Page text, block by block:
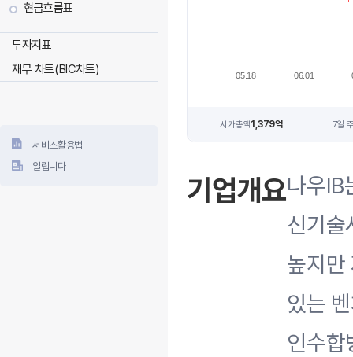
현금흐름표
투자지표
재무 차트(BIC차트)
서비스활용법
알립니다
05.18 06.01
시가총액1,379억 7일
기업개요나우IB
신기술
높지만
있는
인수합